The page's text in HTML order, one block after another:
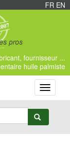
FR EN
fournisseur ...
huile palmiste
Toggle